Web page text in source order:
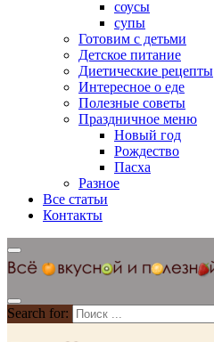
соусы
супы
Готовим с детьми
Детское питание
Диетические рецепты
Интересное о еде
Полезные советы
Праздничное меню
Новый год
Рождество
Пасха
Разное
Все статьи
Контакты
Search for: